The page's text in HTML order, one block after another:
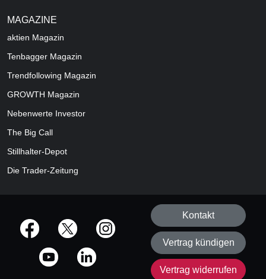
MAGAZINE
aktien Magazin
Tenbagger Magazin
Trendfollowing Magazin
GROWTH Magazin
Nebenwerte Investor
The Big Call
Stillhalter-Depot
Die Trader-Zeitung
offizielle Social Media-Accounts
Kontakt
Vertrag kündigen
Vertrag widerrufen